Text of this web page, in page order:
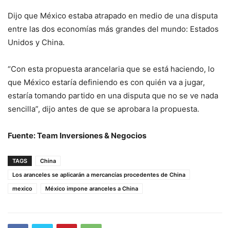
Dijo que México estaba atrapado en medio de una disputa
entre las dos economías más grandes del mundo: Estados
Unidos y China.
“Con esta propuesta arancelaria que se está haciendo, lo
que México estaría definiendo es con quién va a jugar,
estaría tomando partido en una disputa que no se ve nada
sencilla”, dijo antes de que se aprobara la propuesta.
Fuente: Team Inversiones & Negocios
TAGS
China
Los aranceles se aplicarán a mercancías procedentes de China
mexico
México impone aranceles a China